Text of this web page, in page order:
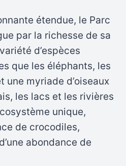
étendue, le Parc
par la richesse de sa
d’espèces
que les éléphants, les
une myriade d’oiseaux
les lacs et les rivières
unique,
de crocodiles,
abondance de